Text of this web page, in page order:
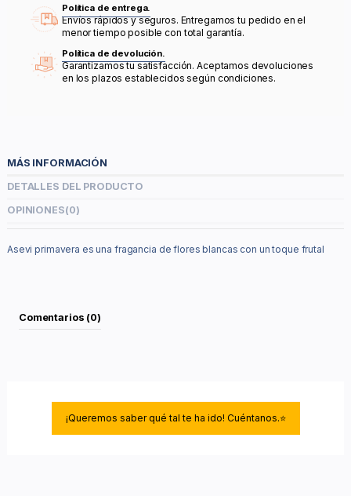
Política de entrega.
Envíos rápidos y seguros. Entregamos tu pedido en el
menor tiempo posible con total garantía.
Política de devolución.
Garantizamos tu satisfacción. Aceptamos devoluciones
en los plazos establecidos según condiciones.
MÁS INFORMACIÓN
DETALLES DEL PRODUCTO
OPINIONES(0)
Asevi primavera es una fragancia de flores blancas con un toque frutal
Comentarios (0)
¡Queremos saber qué tal te ha ido! Cuéntanos.⭐